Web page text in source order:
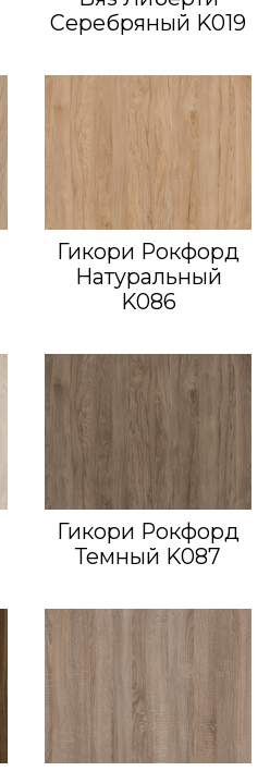
Серебряный K019
Гикори Рокфорд
Натуральный
K086
Гикори Рокфорд
Темный K087